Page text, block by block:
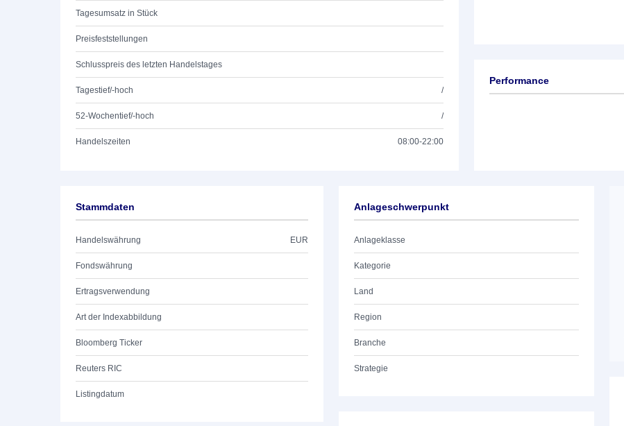
Tagesumsatz in Stück
Preisfeststellungen
Schlusspreis des letzten Handelstages
Tagestief/-hoch /
52-Wochentief/-hoch /
Handelszeiten 08:00-22:00
Performance
Stammdaten
Handelswährung EUR
Fondswährung
Ertragsverwendung
Art der Indexabbildung
Bloomberg Ticker
Reuters RIC
Listingdatum
Anlageschwerpunkt
Anlageklasse
Kategorie
Land
Region
Branche
Strategie